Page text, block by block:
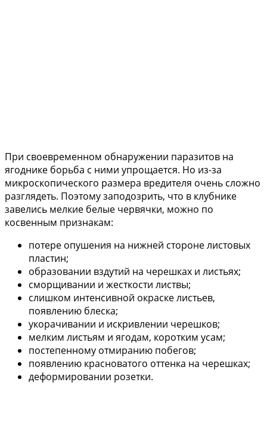
При своевременном обнаружении паразитов на
ягоднике борьба с ними упрощается. Но из-за
микроскопического размера вредителя очень сложно
разглядеть. Поэтому заподозрить, что в клубнике
завелись мелкие белые червячки, можно по
косвенным признакам:
потере опушения на нижней стороне листовых
пластин;
образовании вздутий на черешках и листьях;
сморщивании и жесткости листвы;
слишком интенсивной окраске листьев,
появлению блеска;
укорачивании и искривлении черешков;
мелким листьям и ягодам, коротким усам;
постепенному отмиранию побегов;
появлению красноватого оттенка на черешках;
деформировании розетки.